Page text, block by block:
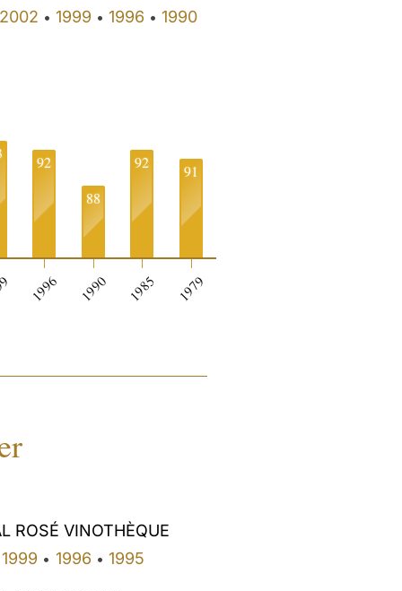
2002 • 1999 • 1996 • 1990
92
1996
88
1990
92
1985
91
1979
ROSÉ VINOTHÈQUE
1999 • 1996 • 1995